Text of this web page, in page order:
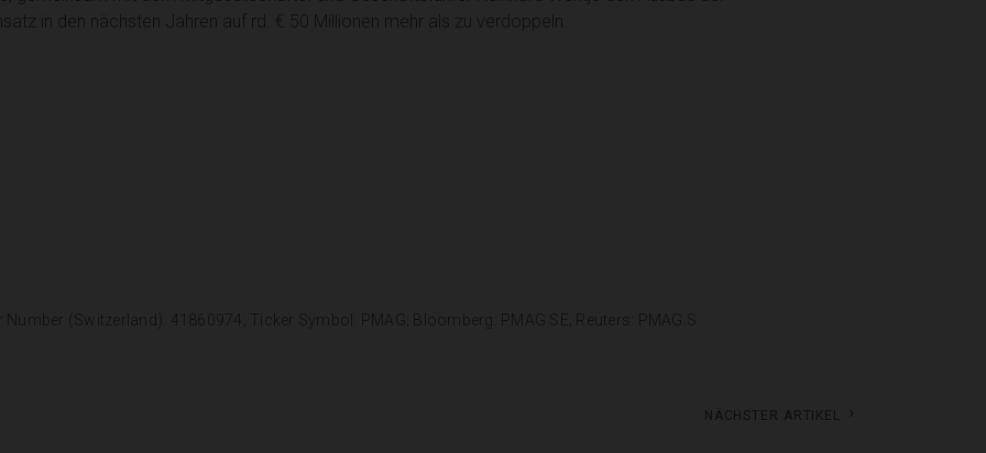
in den nächsten Jahren auf rd. € 50 Millionen mehr als zu verdoppeln.
Number (Switzerland): 41860974; Ticker Symbol: PMAG; Bloomberg: PMAG SE; Reuters: PMAG.S
Nächster Artikel